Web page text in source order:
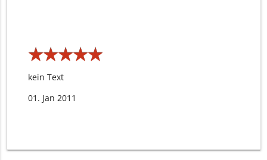
★★★★★
★★★★★
kein Text
01. Jan 2011